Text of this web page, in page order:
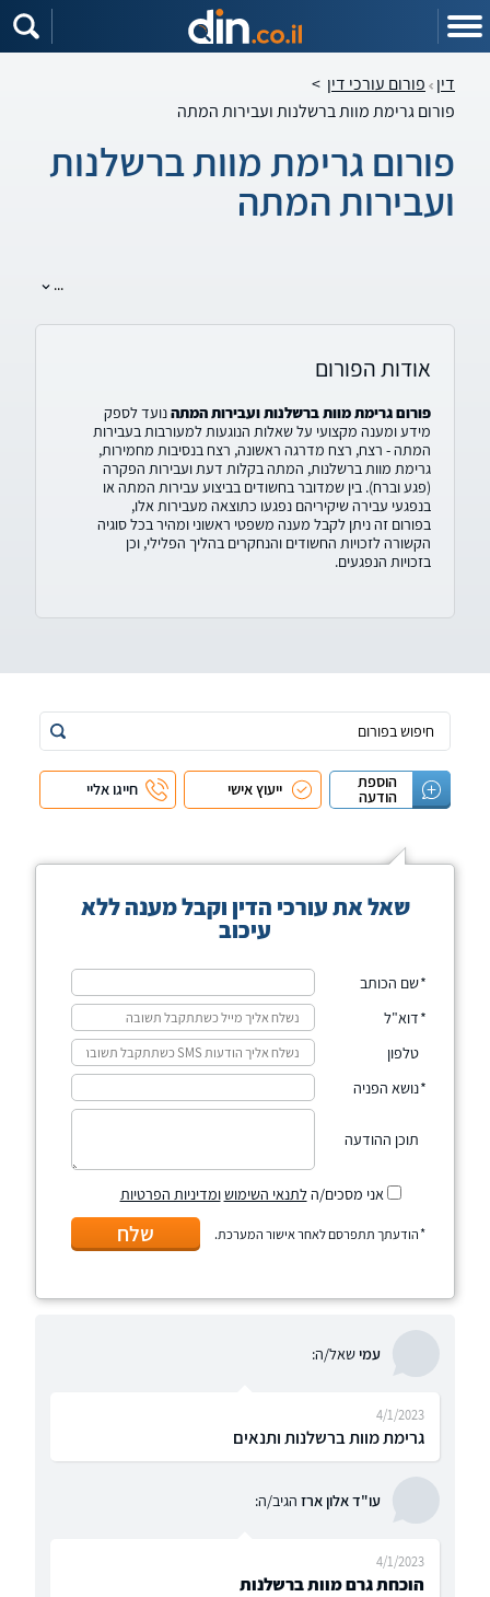
דין פורום עורכי דין >
פורום גרימת מוות ברשלנות ועבירות המתה
פורום גרימת מוות ברשלנות
ועבירות המתה
...
אודות הפורום
פורום גרימת מוות ברשלנות ועבירות המתהנועד לספק
מידע ומענה מקצועי על שאלות הנוגעות למעורבות בעבירות
המתה - רצח, רצח מדרגה ראשונה, רצח בנסיבות מחמירות,
גרימת מוות ברשלנות, המתה בקלות דעת ועבירות הפקרה
(פגע וברח). בין שמדובר בחשודים בביצוע עבירות המתה או
בנפגעי עבירה שיקיריהם נפגעו כתוצאה מעבירות אלו,
בפורום זה ניתן לקבל מענה משפטי ראשוני ומהיר בכל סוגיה
הקשורה לזכויות החשודים והנחקרים בהליך הפלילי, וכן
בזכויות הנפגעים.
הוספת
הודעה ייעוץ אישי חייגו אליי
שאל את עורכי הדין וקבל מענה ללא
עיכוב
שם הכותב
דוא"ל
טלפון
נושא הפניה
תוכן ההודעה
אני מסכים/הלתנאי השימושומדיניות הפרטיות
הודעתך תתפרסם לאחר אישור המערכת. שלח
עמישאל/ה:
גרימת מוות ברשלנות ותנאים
4/1/2023
עו"ד אלון ארז הגיב/ה:
הוכחת גרם מוות ברשלנות
4/1/2023